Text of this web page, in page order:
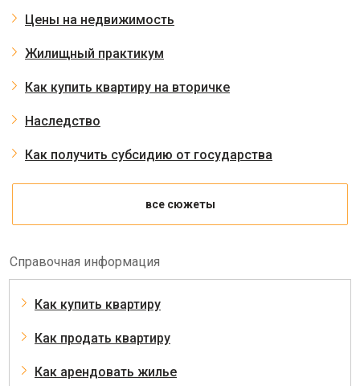
Цены на недвижимость
Жилищный практикум
Как купить квартиру на вторичке
Наследство
Как получить субсидию от государства
все сюжеты
Справочная информация
Как купить квартиру
Как продать квартиру
Как арендовать жилье